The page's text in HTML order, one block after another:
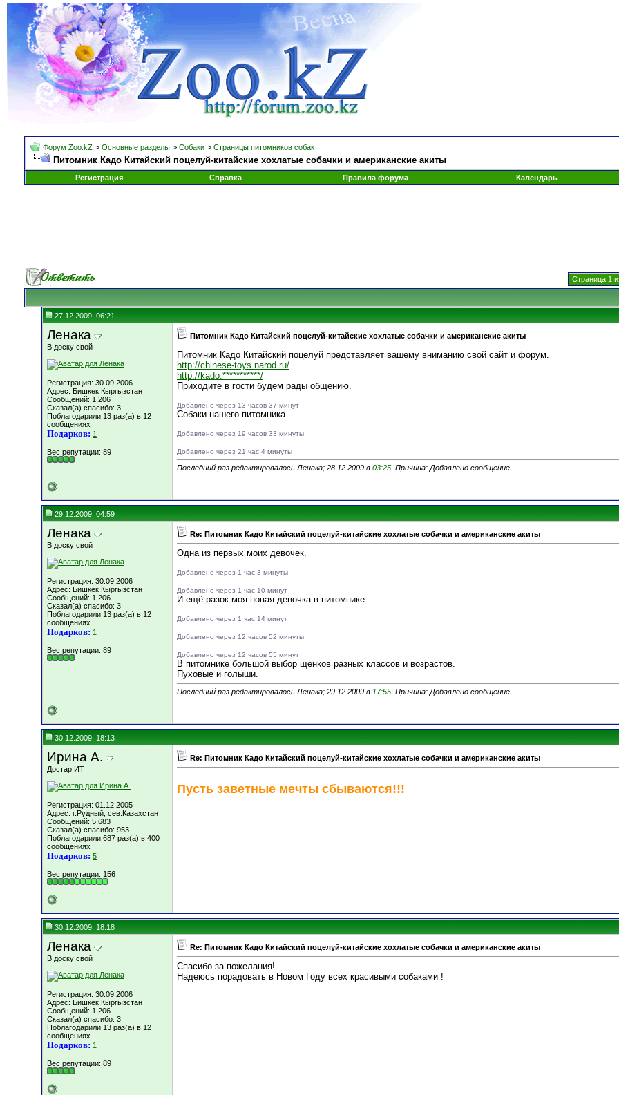
Форум Zoo.kZ > Основные разделы > Собаки > Страницы питомников собак
Питомник Кадо Китайский поцелуй-китайские хохлатые собачки и американские акиты
Регистрация Справка Правила форума Календарь
Страница 1
27.12.2009, 06:21
Ленака
В доску свой
Регистрация: 30.09.2006
Адрес: Бишкек Кыргызстан
Сообщений: 1,206
Сказал(а) спасибо: 3
Поблагодарили 13 раз(а) в 12
сообщениях
Подарков: 1
Вес репутации: 89
Питомник Кадо Китайский поцелуй-китайские хохлатые собачки и американские акиты
Питомник Кадо Китайский поцелуй представляет вашему вниманию свой сайт и форум.
http://chinese-toys.narod.ru/
http://kado.***********/
Приходите в гости будем рады общению.
Добавлено через 13 часов 37 минут
Собаки нашего питомника
Добавлено через 19 часов 33 минуты
Добавлено через 21 час 4 минуты
Последний раз редактировалось Ленака; 28.12.2009 в 03:25 . Причина: Добавлено сообщение
29.12.2009, 04:59
Ленака
В доску свой
Регистрация: 30.09.2006
Адрес: Бишкек Кыргызстан
Сообщений: 1,206
Сказал(а) спасибо: 3
Поблагодарили 13 раз(а) в 12
сообщениях
Подарков: 1
Вес репутации: 89
Re: Питомник Кадо Китайский поцелуй-китайские хохлатые собачки и американские акиты
Одна из первых моих девочек.
Добавлено через 1 час 3 минуты
Добавлено через 1 час 10 минут
И ещё разок моя новая девочка в питомнике.
Добавлено через 1 час 14 минут
Добавлено через 12 часов 52 минуты
Добавлено через 12 часов 55 минут
В питомнике большой выбор щенков разных классов и возрастов.
Пуховые и голыши.
Последний раз редактировалось Ленака; 29.12.2009 в 17:55 . Причина: Добавлено сообщение
30.12.2009, 18:13
Ирина А.
Достар ИТ
Регистрация: 01.12.2005
Адрес: г.Рудный, сев.Казахстан
Сообщений: 5,683
Сказал(а) спасибо: 953
Поблагодарили 687 раз(а) в 400
сообщениях
Подарков: 5
Вес репутации: 156
Re: Питомник Кадо Китайский поцелуй-китайские хохлатые собачки и американские акиты
Пусть заветные мечты сбываются!!!
30.12.2009, 18:18
Ленака
В доску свой
Регистрация: 30.09.2006
Адрес: Бишкек Кыргызстан
Сообщений: 1,206
Сказал(а) спасибо: 3
Поблагодарили 13 раз(а) в 12
сообщениях
Подарков: 1
Вес репутации: 89
Re: Питомник Кадо Китайский поцелуй-китайские хохлатые собачки и американские акиты
Спасибо за пожелания!
Надеюсь порадовать в Новом Году всех красивыми собаками !